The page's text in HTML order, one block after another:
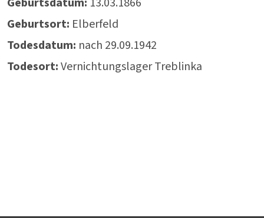
Geburtsort: Elberfeld
Todesdatum: nach 29.09.1942
Todesort:Vernichtungslager Treblinka